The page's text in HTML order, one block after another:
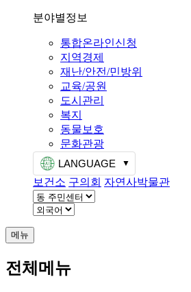
분야별정보
통합온라인신청
지역경제
재난/안전/민방위
교육/공원
도시관리
복지
동물보호
문화관광
LANGUAGE
보건소 구의회 자연사박물관
메뉴
전체메뉴